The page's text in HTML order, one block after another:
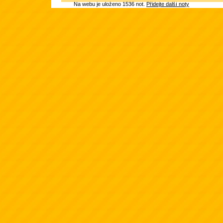
Na webu je uloženo 1536 not.Přidejte další noty